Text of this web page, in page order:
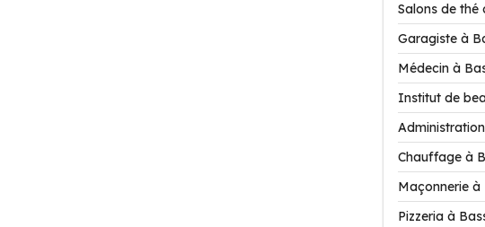
Salons de
Garagiste à
Médecin à
Institut de
Chauffage à
Maçonnerie à
Pizzeria à